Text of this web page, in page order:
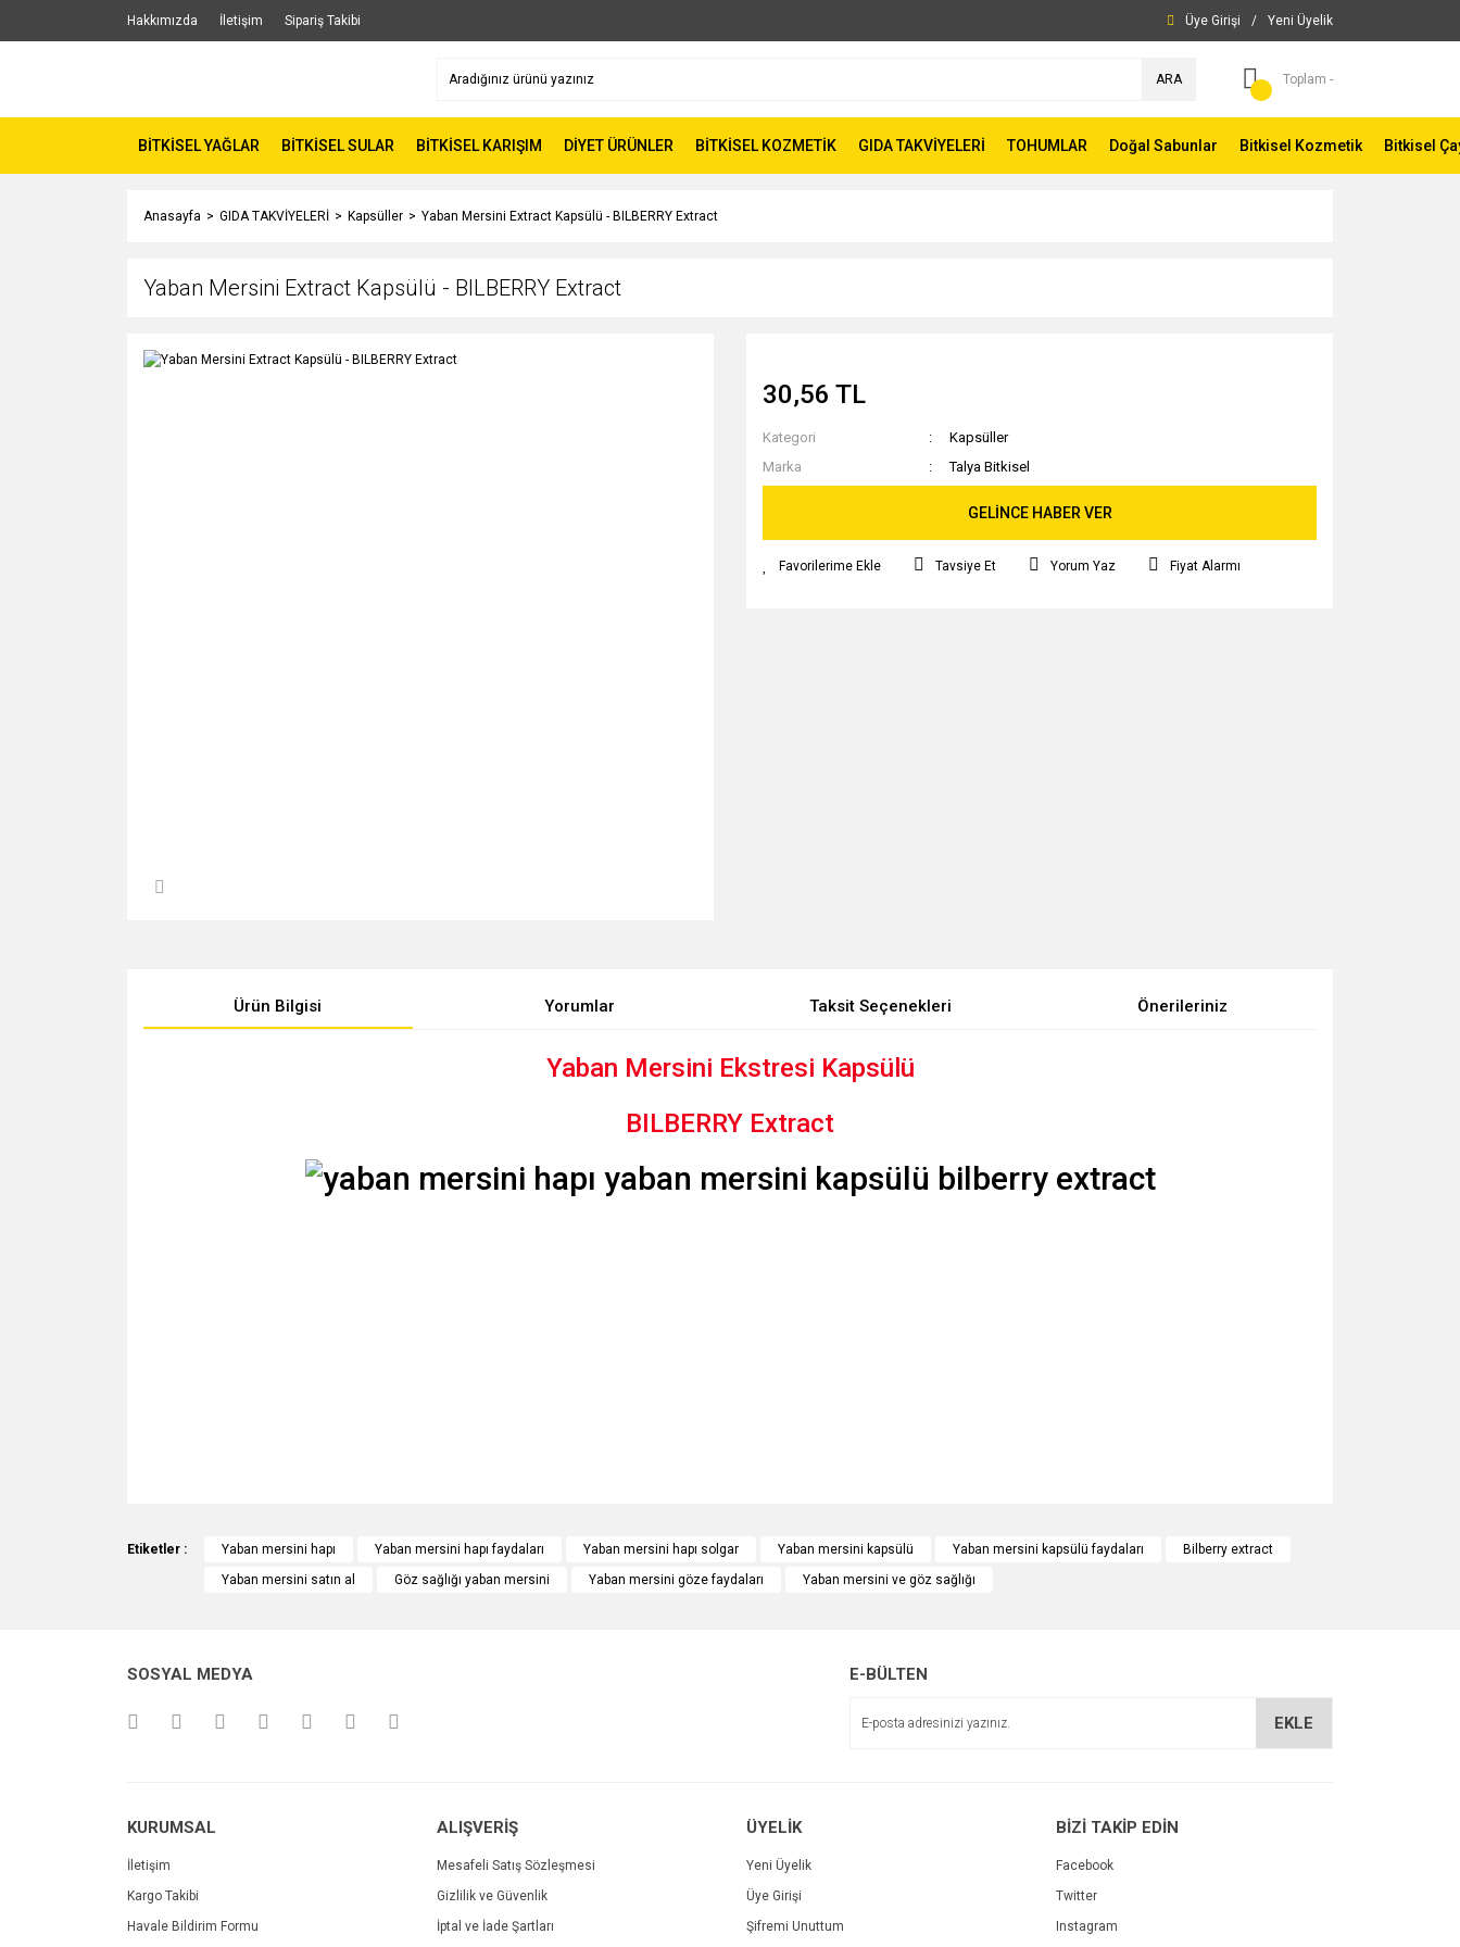
Hakkımızda İletişim Sipariş Takibi Üye Girişi / Yeni Üyelik
ARA Toplam -
BİTKİSEL YAĞLAR BİTKİSEL SULAR BİTKİSEL KARIŞIM DİYET ÜRÜNLER BİTKİSEL KOZMETİK GIDA TAKVİYELERİ TOHUMLAR Doğal Sabunlar Bitkisel Kozmetik Bitkisel
Anasayfa GIDA TAKVİYELERİ Kapsüller Yaban Mersini Extract Kapsülü - BILBERRY Extract
Yaban Mersini Extract Kapsülü - BILBERRY Extract
30,56 TL
Kategori
Kapsüller
Marka
Talya Bitkisel
GELİNCE HABER VER
Tavsiye Et Yorum Yaz Fiyat Alarmı
Ürün Bilgisi Yorumlar Taksit Seçenekleri Önerileriniz
Yaban Mersini Ekstresi Kapsülü
BILBERRY Extract
Bu ürüne ilk yorumu siz yapın!
Ürün resmi kalitesiz, bozuk veya görüntülenemiyor.
Ürün fiyatı diğer sitelerden daha pahalı.
Etiketler : Yaban mersini hapı Yaban mersini hapı faydaları Yaban mersini hapı solgar Yaban mersini kapsülü Yaban mersini kapsülü faydaları
Bilberry extract
Yaban mersini satın al
Göz sağlığı yaban mersini Yaban mersini göze faydaları Yaban mersini ve göz sağlığı
SOSYAL MEDYA E-BÜLTEN
EKLE
KURUMSAL
İletişim
Kargo Takibi
Havale Bildirim Formu
ALIŞVERİŞ
Mesafeli Satış Sözleşmesi
Gizlilik ve Güvenlik
İptal ve İade Şartları
ÜYELİK
Yeni Üyelik
Üye Girişi
Şifremi Unuttum
BİZİ TAKİP EDİN
Facebook
Twitter
Instagram